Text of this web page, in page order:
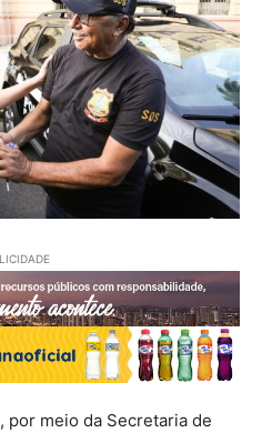
por meio da Secretaria de